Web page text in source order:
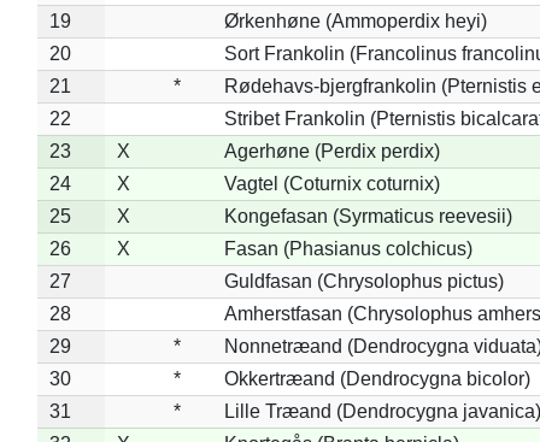
19
Ørkenhøne (Ammoperdix heyi)
20
Sort Frankolin (Francolinus
21
*
Rødehavs-bjergfrankolin (Pternistis
22
Stribet Frankolin (Pternistis
23
X
Agerhøne (Perdix perdix)
24
X
Vagtel (Coturnix coturnix)
25
X
Kongefasan (Syrmaticus reevesii)
26
X
Fasan (Phasianus colchicus)
27
Guldfasan (Chrysolophus pictus)
28
Amherstfasan (Chrysolophus
29
*
Nonnetræand (Dendrocygna
30
*
Okkertræand (Dendrocygna bicolor)
31
*
Lille Træand (Dendrocygna javanica)